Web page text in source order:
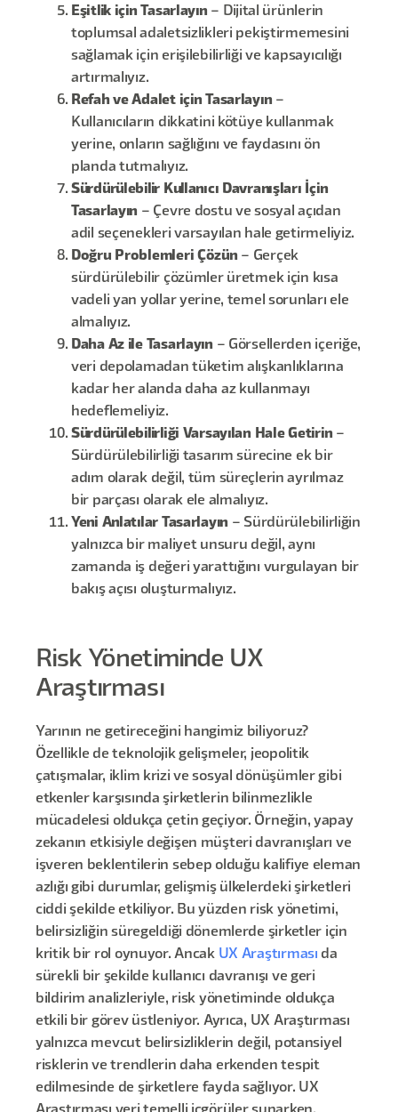
Eşitlik için Tasarlayın – Dijital ürünlerin
toplumsal adaletsizlikleri pekiştirmemesini
sağlamak için erişilebilirliği ve kapsayıcılığı
artırmalıyız.
Refah ve Adalet için Tasarlayın –
Kullanıcıların dikkatini kötüye kullanmak
yerine, onların sağlığını ve faydasını ön
planda tutmalıyız.
Sürdürülebilir Kullanıcı Davranışları İçin
Tasarlayın – Çevre dostu ve sosyal açıdan
adil seçenekleri varsayılan hale getirmeliyiz.
Doğru Problemleri Çözün – Gerçek
sürdürülebilir çözümler üretmek için kısa
vadeli yan yollar yerine, temel sorunları ele
almalıyız.
Daha Az ile Tasarlayın – Görsellerden içeriğe,
veri depolamadan tüketim alışkanlıklarına
kadar her alanda daha az kullanmayı
hedeflemeliyiz.
Sürdürülebilirliği Varsayılan Hale Getirin –
Sürdürülebilirliği tasarım sürecine ek bir
adım olarak değil, tüm süreçlerin ayrılmaz
bir parçası olarak ele almalıyız.
Yeni Anlatılar Tasarlayın – Sürdürülebilirliğin
yalnızca bir maliyet unsuru değil, aynı
zamanda iş değeri yarattığını vurgulayan bir
bakış açısı oluşturmalıyız.
Risk Yönetiminde UX
Araştırması
Yarının ne getireceğini hangimiz biliyoruz?
Özellikle de teknolojik gelişmeler, jeopolitik
çatışmalar, iklim krizi ve sosyal dönüşümler gibi
etkenler karşısında şirketlerin bilinmezlikle
mücadelesi oldukça çetin geçiyor. Örneğin, yapay
zekanın etkisiyle değişen müşteri davranışları ve
işveren beklentilerin sebep olduğu kalifiye eleman
azlığı gibi durumlar, gelişmiş ülkelerdeki şirketleri
ciddi şekilde etkiliyor. Bu yüzden risk yönetimi,
belirsizliğin süregeldiği dönemlerde şirketler için
kritik bir rol oynuyor. Ancak UX Araştırması da
sürekli bir şekilde kullanıcı davranışı ve geri
bildirim analizleriyle, risk yönetiminde oldukça
etkili bir görev üstleniyor. Ayrıca, UX Araştırması
yalnızca mevcut belirsizliklerin değil, potansiyel
risklerin ve trendlerin daha erkenden tespit
edilmesinde de şirketlere fayda sağlıyor. UX